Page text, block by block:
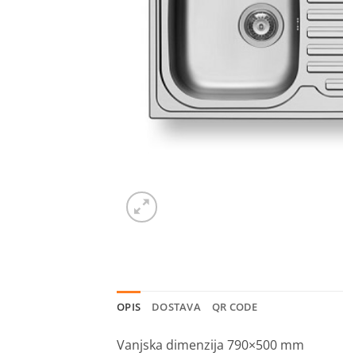
OPIS DOSTAVA QR CODE
Vanjska dimenzija 790×500 mm